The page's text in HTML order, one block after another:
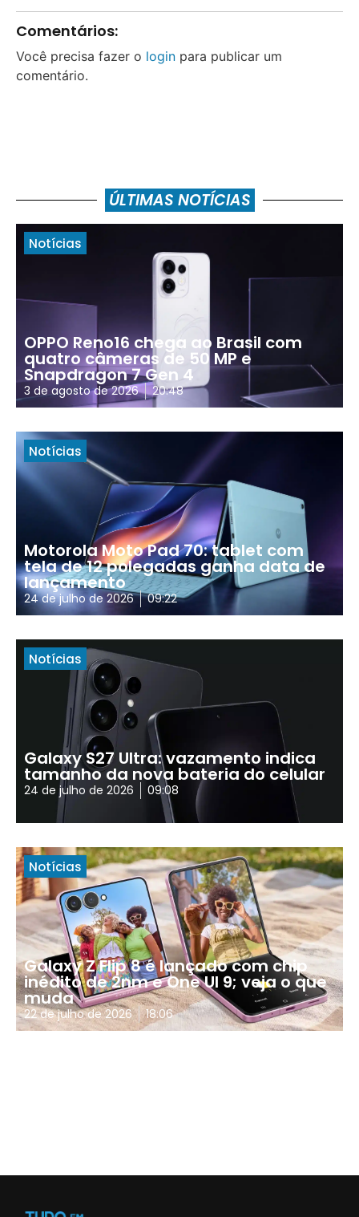
Comentários:
Você precisa fazer o login para publicar um
comentário.
ÚLTIMAS NOTÍCIAS
Notícias
OPPO Reno16 chega ao Brasil com
quatro câmeras de 50 MP e
Snapdragon 7 Gen 4
3 de agosto de 2026 20:48
Notícias
Motorola Moto Pad 70: tablet com
tela de 12 polegadas ganha data de
lançamento
24 de julho de 2026 09:22
Notícias
Galaxy S27 Ultra: vazamento indica
tamanho da nova bateria do celular
24 de julho de 2026 09:08
Notícias
Galaxy Z Flip 8 é lançado com chip
inédito de 2nm e One UI 9; veja o que
muda
22 de julho de 2026 18:06